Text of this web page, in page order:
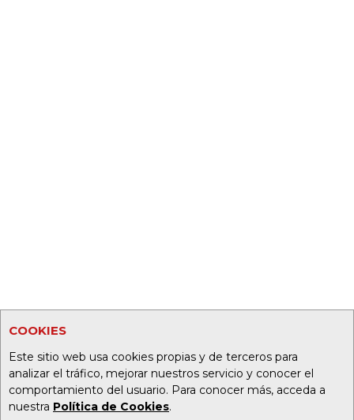
COOKIES
Este sitio web usa cookies propias y de terceros para
analizar el tráfico, mejorar nuestros servicio y conocer el
comportamiento del usuario. Para conocer más, acceda a
nuestra Política de Cookies.